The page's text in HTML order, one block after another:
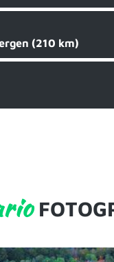
(210 km)